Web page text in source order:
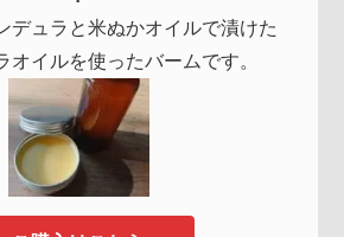
デュラと米ぬかオイルで漬けた
オイルを使ったバームです。